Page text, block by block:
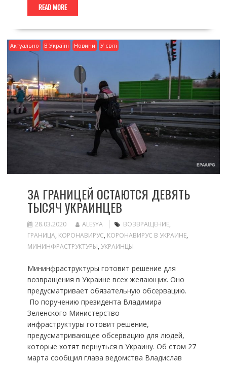
READ MORE
Актуально В Україні Новини У світі
ЗА ГРАНИЦЕЙ ОСТАЮТСЯ ДЕВЯТЬ
ТЫСЯЧ УКРАИНЦЕВ
28.03.2020 ALESYA ВОЗВРАЩЕНИЕ,
ГРАНИЦА, КОРОНАВИРУС, КОРОНАВИРУС В УКРАИНЕ,
МИНИНФРАСТРУКТУРЫ, УКРАИНЦЫ
Мининфраструктуры готовит решение для
возвращения в Украине всех желающих. Оно
предусматривает обязательную обсервацию.
По поручению президента Владимира
Зеленского Министерство
инфраструктуры готовит решение,
предусматривающее обсервацию для людей,
которые хотят вернуться в Украину. Об єтом 27
марта сообщил глава ведомства Владислав